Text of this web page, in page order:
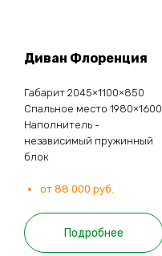
Диван Флоренция
Габарит 2045×1100×850
Спальное место 1980×1600
Наполнитель -
независимый пружинный
блок
от 88 000 руб.
Подробнее